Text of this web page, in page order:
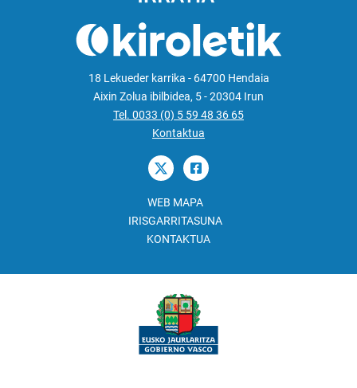
18 Lekueder karrika - 64700 Hendaia
Aixin Zolua ibilbidea, 5 - 20304 Irun
Tel. 0033 (0) 5 59 48 36 65
Kontaktua
WEB MAPA
IRISGARRITASUNA
KONTAKTUA